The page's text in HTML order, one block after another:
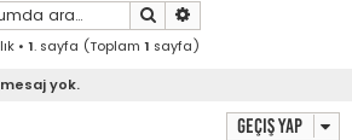
Ara
• 1. sayfa (Toplam 1 sayfa)
yok.
Geçiş yap